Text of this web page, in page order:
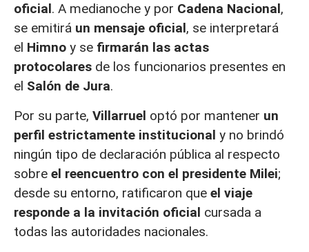
oficial. A medianoche y por Cadena Nacional,
se emitirá un mensaje oficial, se interpretará
el Himno y se firmarán las actas
protocolares de los funcionarios presentes en
el Salón de Jura.
Por su parte, Villarruel optó por mantener un
perfil estrictamente institucional y no brindó
ningún tipo de declaración pública al respecto
sobre el reencuentro con el presidente Milei;
desde su entorno, ratificaron que el viaje
responde a la invitación oficial cursada a
todas las autoridades nacionales.